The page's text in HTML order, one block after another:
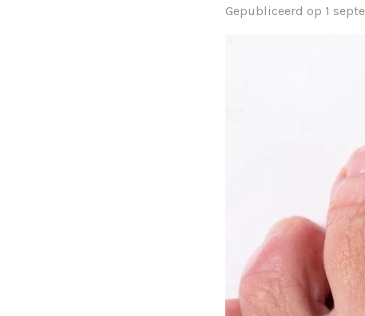
Gepubliceerd op 1